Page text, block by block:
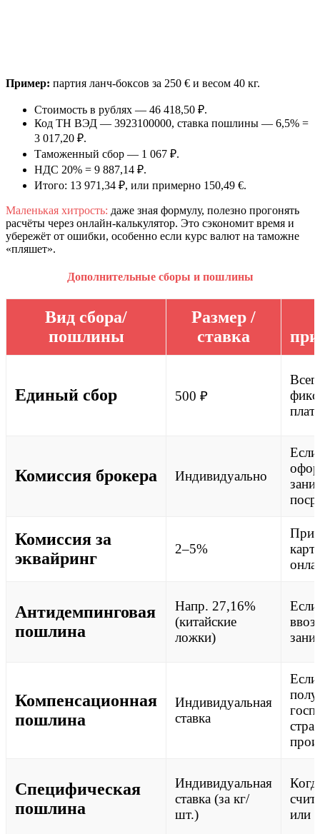
Пример: партия ланч-боксов за 250 € и весом 40 кг.
Стоимость в рублях — 46 418,50 ₽.
Код ТН ВЭД — 3923100000, ставка пошлины — 6,5% =
3 017,20 ₽.
Таможенный сбор — 1 067 ₽.
НДС 20% = 9 887,14 ₽.
Итого: 13 971,34 ₽, или примерно 150,49 €.
Маленькая хитрость: даже зная формулу, полезно прогонять
расчёты через онлайн-калькулятор. Это сэкономит время и
убережёт от ошибки, особенно если курс валют на таможне
«пляшет».
Дополнительные сборы и пошлины
Вид сбора/
пошлины
Размер /
ставка
Единый сбор 500 ₽
плата
Комиссия брокера Индивидуально
Если
Комиссия за
эквайринг
2–5%
При
Антидемпинговая
пошлина
Напр. 27,16%
(китайские
ложки)
Если
Компенсационная
пошлина
Индивидуальная
ставка
Если
Специфическая
пошлина
Индивидуальная
ставка (за кг/
шт.)
или